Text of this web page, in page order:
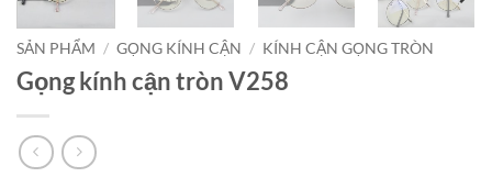
SẢN PHẨM / GỌNG KÍNH CẬN / KÍNH CẬN GỌNG TRÒN
Gọng kính cận tròn V258